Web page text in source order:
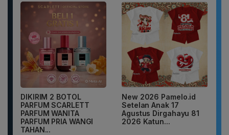
DIKIRIM 2 BOTOL
PARFUM SCARLETT
PARFUM WANITA
PARFUM PRIA WANGI
TAHAN...
New 2026 Pamelo.id
Setelan Anak 17
Agustus Dirgahayu 81
2026 Katun...